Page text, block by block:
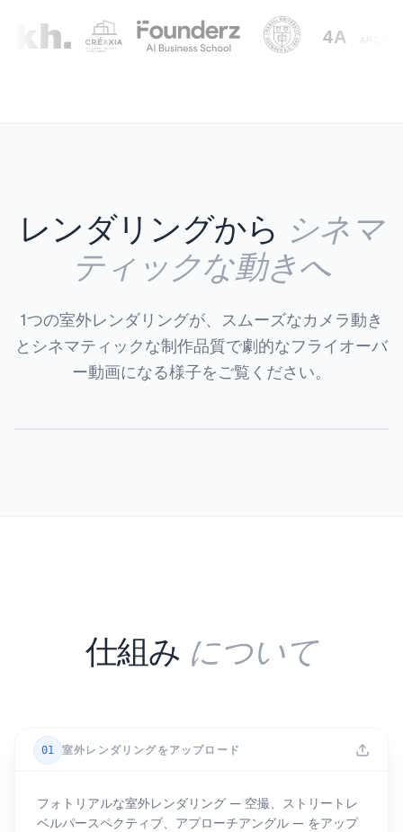
レンダリングから シネマ
ティックな動きへ
1つの室外レンダリングが、スムーズなカメラ動き
とシネマティックな制作品質で劇的なフライオーバ
ー動画になる様子をご覧ください。
仕組み について
01 室外レンダリングをアップロード
フォトリアルな室外レンダリング — 空撮、ストリートレ
ベルパースペクティブ、アプローチアングル — をアップ